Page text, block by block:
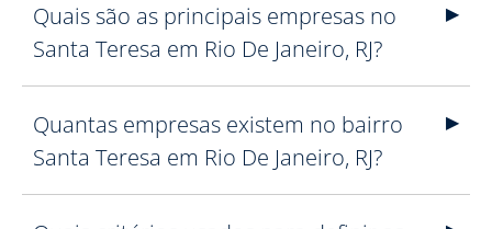
Quais são as principais empresas no
Santa Teresa em Rio De Janeiro, RJ?
Quantas empresas existem no bairro
Santa Teresa em Rio De Janeiro, RJ?